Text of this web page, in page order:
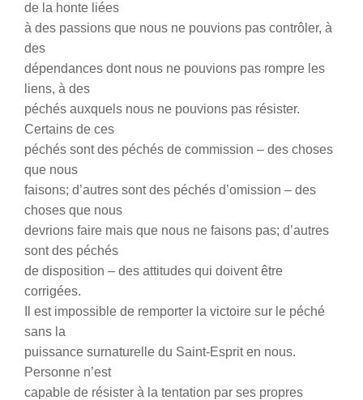
de la honte liées
à des passions que nous ne pouvions pas contrôler, à
des
dépendances dont nous ne pouvions pas rompre les
liens, à des
péchés auxquels nous ne pouvions pas résister.
Certains de ces
péchés sont des péchés de commission – des choses
que nous
faisons; d’autres sont des péchés d’omission – des
choses que nous
devrions faire mais que nous ne faisons pas; d’autres
sont des péchés
de disposition – des attitudes qui doivent être
corrigées.
Il est impossible de remporter la victoire sur le péché
sans la
puissance surnaturelle du Saint-Esprit en nous.
Personne n’est
capable de résister à la tentation par ses propres